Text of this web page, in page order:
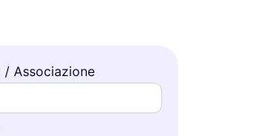
/ Associazione